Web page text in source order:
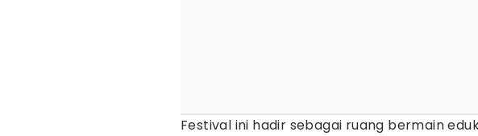
Festival ini hadir sebagai ruang bermain